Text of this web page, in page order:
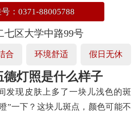
：0371-88005788
七区大学中路99号
合 环境舒适 假日无休
灯照是什么样子
发现皮肤上多了一块儿浅色的斑
”一下？这块儿斑点，颜色可能不